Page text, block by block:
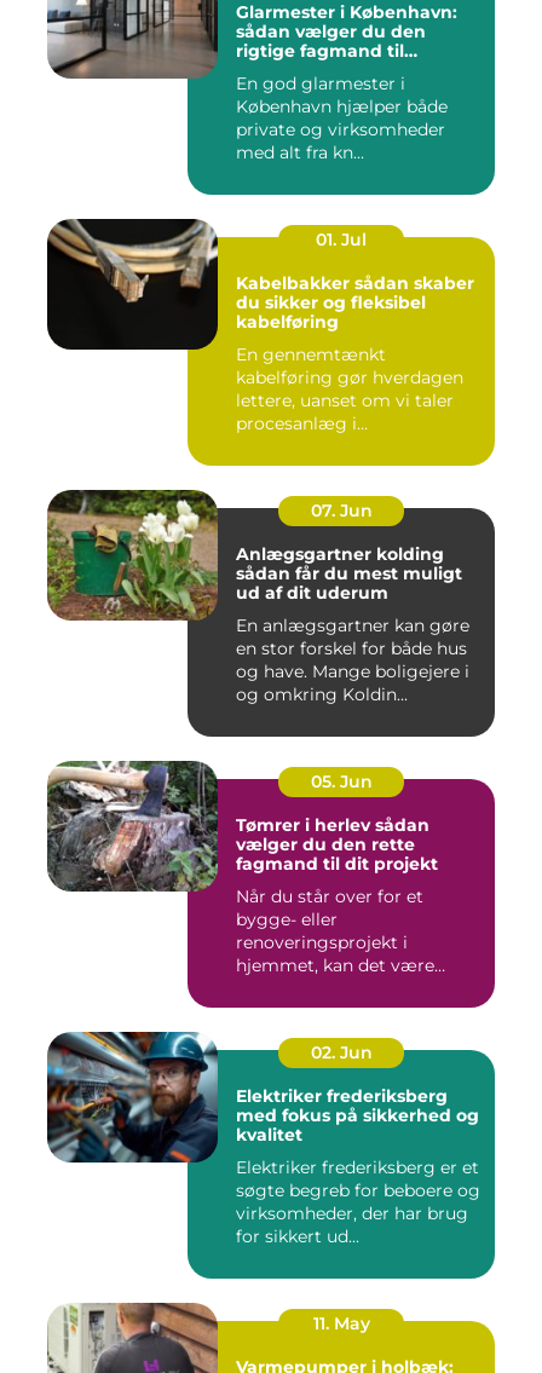
Glarmester i København:
sådan vælger du den
rigtige fagmand til
En god glarmester i
København hjælper både
private og virksomheder
med alt fra kn...
01. Jul
Kabelbakker sådan skaber
du sikker og fleksibel
kabelføring
En gennemtænkt
kabelføring gør hverdagen
lettere, uanset om vi taler
procesanlæg i
07. Jun
Anlægsgartner kolding
sådan får du mest muligt
ud af dit uderum
En anlægsgartner kan gøre
en stor forskel for både hus
og have. Mange boligejere i
og omkring Koldin...
05. Jun
Tømrer i herlev sådan
vælger du den rette
fagmand til dit projekt
Når du står over for et
bygge- eller
renoveringsprojekt i
hjemmet, kan det være
02. Jun
Elektriker frederiksberg
med fokus på sikkerhed og
kvalitet
Elektriker frederiksberg er et
søgte begreb for beboere og
virksomheder, der har brug
for sikkert ud...
11. May
Varmepumper i holbæk: